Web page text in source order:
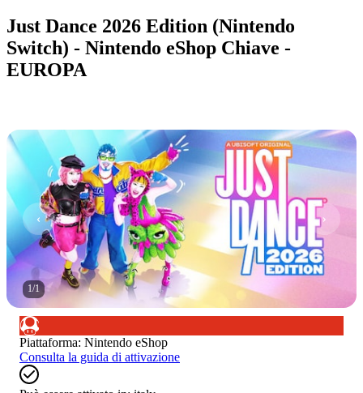
Just Dance 2026 Edition (Nintendo
Switch) - Nintendo eShop Chiave -
EUROPA
1/1
Piattaforma: Nintendo eShop
Consulta la guida di attivazione